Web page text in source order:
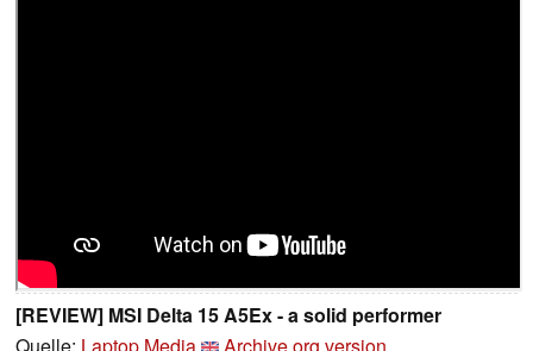
[REVIEW] MSI Delta 15 A5Ex - a solid performer
Quelle: Laptop Media
Archive.org version